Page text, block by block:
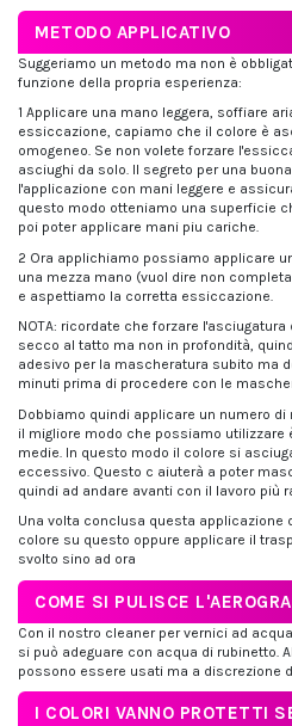
METODO APPLICATIVO
Suggeriamo un metodo ma non è
funzione della propria esperienza:
1 Applicare una mano leggera, soffiare
essiccazione, capiamo che il colore è
omogeneo. Se non volete forzare
asciughi da solo. Il segreto per una
l'applicazione con mani leggere e
questo modo otteniamo una superficie
poi poter applicare mani piu cariche.
2 Ora applichiamo possiamo applicare
una mezza mano (vuol dire non
e aspettiamo la corretta essiccazione.
NOTA: ricordate che forzare
secco al tatto ma non in profondità,
adesivo per la mascheratura subito ma
minuti prima di procedere con le
Dobbiamo quindi applicare un numero
il migliore modo che possiamo utilizzare
medie. In questo modo il colore si
eccessivo. Questo c aiuterà a poter
quindi ad andare avanti con il lavoro più
Una volta conclusa questa applicazione
colore su questo oppure applicare il
svolto sino ad ora
COME SI PULISCE
Con il nostro cleaner per vernici ad
si può adeguare con acqua di rubinetto.
possono essere usati ma a discrezione
I COLORI VANNO PROTETTI